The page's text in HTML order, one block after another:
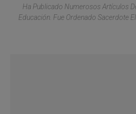
Ha Publicado Numerosos Artículos
Educación. Fue Ordenado Sacerdote